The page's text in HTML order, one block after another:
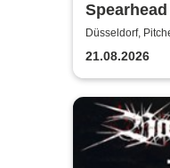
Thrower
Düsseldorf,
21.08.2026